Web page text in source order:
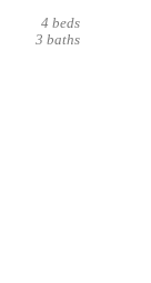
4 beds
3 baths